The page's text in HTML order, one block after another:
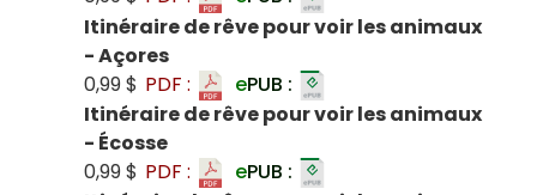
Itinéraire de rêve pour voir les animaux
- Açores
0,99 $ PDF : ePUB :
Itinéraire de rêve pour voir les animaux
- Écosse
0,99 $ PDF : ePUB :